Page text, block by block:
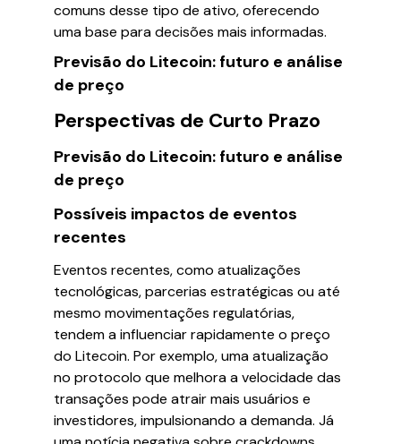
comuns desse tipo de ativo, oferecendo
uma base para decisões mais informadas.
Previsão do Litecoin: futuro e análise
de preço
Perspectivas de Curto Prazo
Previsão do Litecoin: futuro e análise
de preço
Possíveis impactos de eventos
recentes
Eventos recentes, como atualizações
tecnológicas, parcerias estratégicas ou até
mesmo movimentações regulatórias,
tendem a influenciar rapidamente o preço
do Litecoin. Por exemplo, uma atualização
no protocolo que melhora a velocidade das
transações pode atrair mais usuários e
investidores, impulsionando a demanda. Já